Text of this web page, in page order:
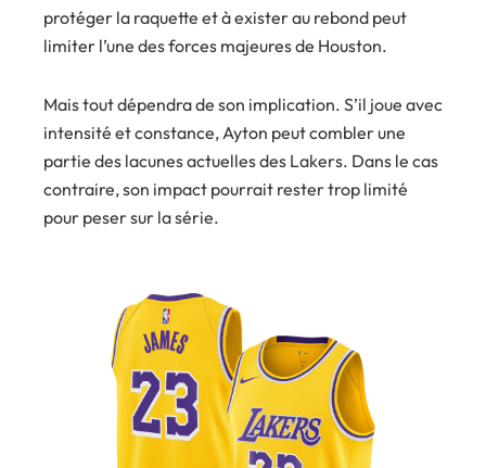
protéger la raquette et à exister au rebond peut
limiter l’une des forces majeures de Houston.
Mais tout dépendra de son implication. S’il joue avec
intensité et constance, Ayton peut combler une
partie des lacunes actuelles des Lakers. Dans le cas
contraire, son impact pourrait rester trop limité
pour peser sur la série.